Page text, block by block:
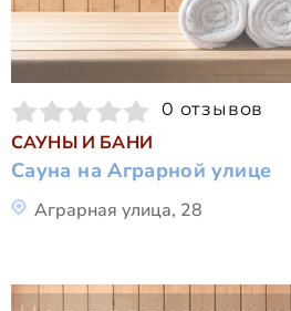
0 отзывов
САУНЫ И БАНИ
Сауна на Аграрной улице
Аграрная улица, 28